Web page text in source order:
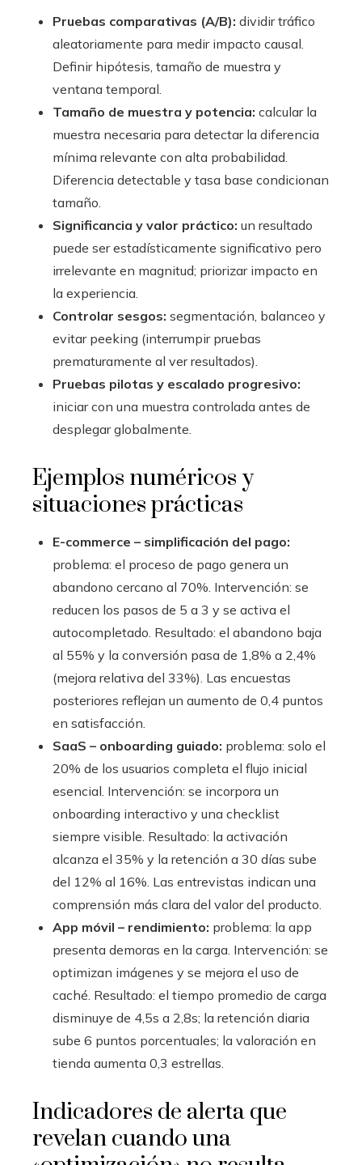
Pruebas comparativas (A/B): dividir tráfico
aleatoriamente para medir impacto causal.
Definir hipótesis, tamaño de muestra y
ventana temporal.
Tamaño de muestra y potencia: calcular la
muestra necesaria para detectar la diferencia
mínima relevante con alta probabilidad.
Diferencia detectable y tasa base condicionan
tamaño.
Significancia y valor práctico: un resultado
puede ser estadísticamente significativo pero
irrelevante en magnitud; priorizar impacto en
la experiencia.
Controlar sesgos: segmentación, balanceo y
evitar peeking (interrumpir pruebas
prematuramente al ver resultados).
Pruebas pilotas y escalado progresivo:
iniciar con una muestra controlada antes de
desplegar globalmente.
Ejemplos numéricos y
situaciones prácticas
E-commerce – simplificación del pago:
problema: el proceso de pago genera un
abandono cercano al 70%. Intervención: se
reducen los pasos de 5 a 3 y se activa el
autocompletado. Resultado: el abandono baja
al 55% y la conversión pasa de 1,8% a 2,4%
(mejora relativa del 33%). Las encuestas
posteriores reflejan un aumento de 0,4 puntos
en satisfacción.
SaaS – onboarding guiado: problema: solo el
20% de los usuarios completa el flujo inicial
esencial. Intervención: se incorpora un
onboarding interactivo y una checklist
siempre visible. Resultado: la activación
alcanza el 35% y la retención a 30 días sube
del 12% al 16%. Las entrevistas indican una
comprensión más clara del valor del producto.
App móvil – rendimiento: problema: la app
presenta demoras en la carga. Intervención: se
optimizan imágenes y se mejora el uso de
caché. Resultado: el tiempo promedio de carga
disminuye de 4,5s a 2,8s; la retención diaria
sube 6 puntos porcentuales; la valoración en
tienda aumenta 0,3 estrellas.
Indicadores de alerta que
revelan cuando una